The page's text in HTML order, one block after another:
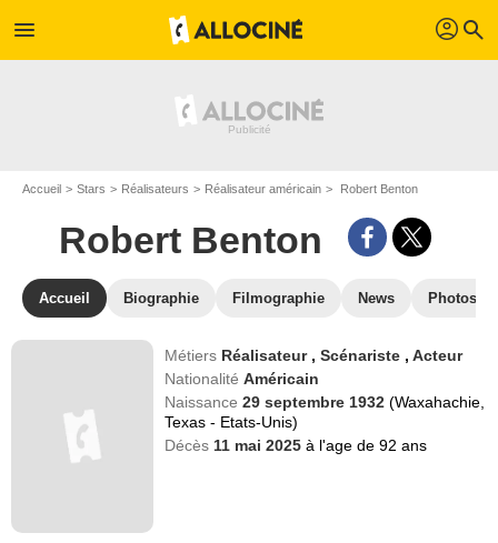
menu profil search
Accueil Stars Réalisateurs Réalisateur américain Robert Benton
Robert Benton
Accueil Biographie Filmographie News Photos
Métiers Réalisateur ,Scénariste ,Acteur
NationalitéAméricain
Naissance29 septembre 1932(Waxahachie,
Texas - Etats-Unis)
Décès 11 mai 2025à l'age de 92 ans